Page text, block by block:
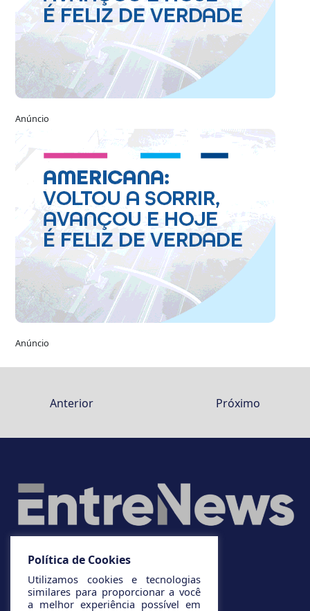
Anúncio
Anúncio
Anterior Próximo
Política de Cookies
Utilizamos cookies e tecnologias
similares para proporcionar a você
a melhor experiência possível em